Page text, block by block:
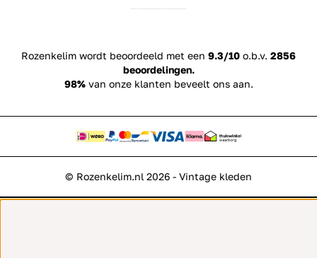
Rozenkelim wordt beoordeeld met een 9.3/10 o.b.v. 2856
beoordelingen.
98%van onze klanten beveelt ons aan.
© Rozenkelim.nl 2026 - Vintage kleden